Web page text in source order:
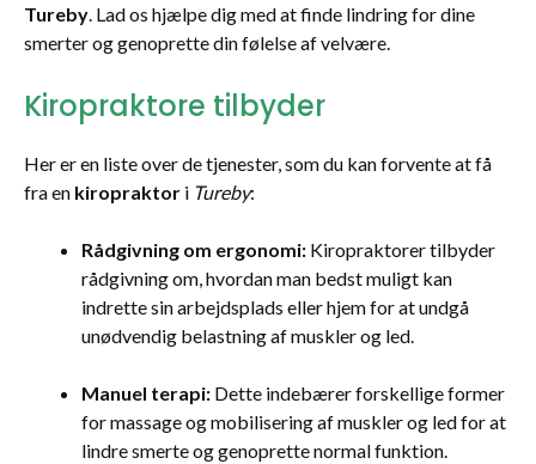
Tureby. Lad os hjælpe dig med at finde lindring for dine
smerter og genoprette din følelse af velvære.
Kiropraktore tilbyder
Her er en liste over de tjenester, som du kan forvente at få
fra en kiropraktor i Tureby:
Rådgivning om ergonomi: Kiropraktorer tilbyder
rådgivning om, hvordan man bedst muligt kan
indrette sin arbejdsplads eller hjem for at undgå
unødvendig belastning af muskler og led.
Manuel terapi: Dette indebærer forskellige former
for massage og mobilisering af muskler og led for at
lindre smerte og genoprette normal funktion.